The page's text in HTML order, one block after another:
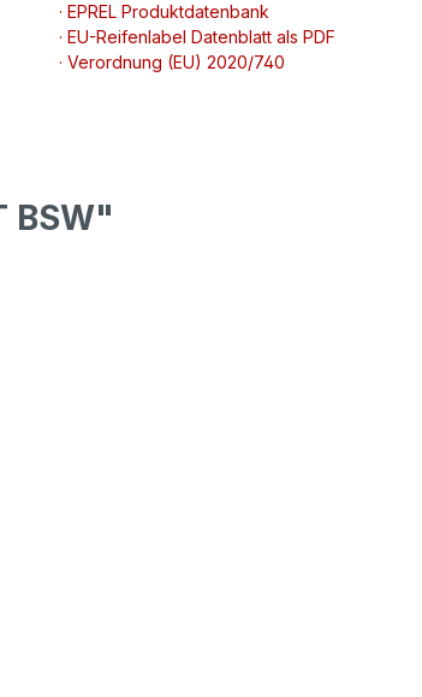
· EPREL Produktdatenbank
· EU-Reifenlabel Datenblatt als PDF
· Verordnung (EU) 2020/740
BSW"